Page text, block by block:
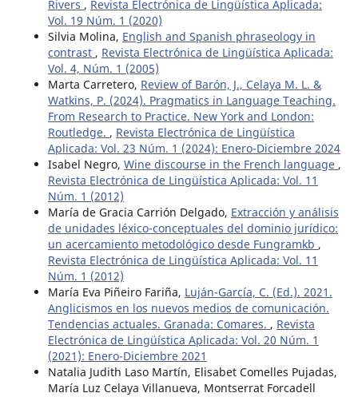
Rivers , Revista Electrónica de Lingüística Aplicada:
Vol. 19 Núm. 1 (2020)
Silvia Molina, English and Spanish phraseology in
contrast , Revista Electrónica de Lingüística Aplicada:
Vol. 4, Núm. 1 (2005)
Marta Carretero, Review of Barón, J., Celaya M. L. &
Watkins, P. (2024). Pragmatics in Language Teaching.
From Research to Practice. New York and London:
Routledge. , Revista Electrónica de Lingüística
Aplicada: Vol. 23 Núm. 1 (2024): Enero-Diciembre 2024
Isabel Negro, Wine discourse in the French language ,
Revista Electrónica de Lingüística Aplicada: Vol. 11
Núm. 1 (2012)
María de Gracia Carrión Delgado, Extracción y análisis
de unidades léxico-conceptuales del dominio jurídico:
un acercamiento metodológico desde Fungramkb ,
Revista Electrónica de Lingüística Aplicada: Vol. 11
Núm. 1 (2012)
María Eva Piñeiro Fariña, Luján-García, C. (Ed.). 2021.
Anglicismos en los nuevos medios de comunicación.
Tendencias actuales. Granada: Comares. , Revista
Electrónica de Lingüística Aplicada: Vol. 20 Núm. 1
(2021): Enero-Diciembre 2021
Natalia Judith Laso Martín, Elisabet Comelles Pujadas,
María Luz Celaya Villanueva, Montserrat Forcadell